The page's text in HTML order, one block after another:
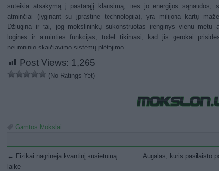
suteikia atsakymą į pastarąjį klausimą, nes jo energijos sąnaudos,
atminčiai (lyginant su įprastine technologija), yra milijoną kartų
Džiugina ir tai, jog mokslininkų sukonstruotas įrenginys vienu metu
logines ir atminties funkcijas, todėl tikimasi, kad jis gerokai
neuroninio skaičiavimo sistemų plėtojimo.
Post Views: 1,265
(No Ratings Yet)
Gamtos Mokslai
Post navigation
← Fizikai nagrinėja kvantinį susietumą
laike
Augalas, kuris pasilaisto